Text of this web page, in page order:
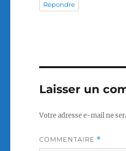
Répondre
Laisser un
Votre adresse e-mail ne
COMMENTAIRE *